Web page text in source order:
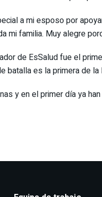
a mi esposo por
mi familia. Muy alegre
de EsSalud fue el
batalla es la primera de
y en el primer día ya